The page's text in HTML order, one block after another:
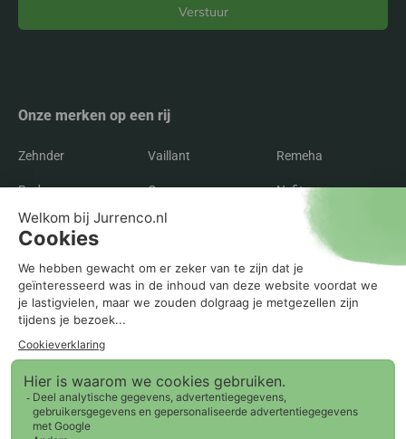
Verstuur
Onze merken op een rij
Zehnder Vaillant Remeha
Radson Orcon Nefit
Itho Daalderop Inventum Intergas
Bosch AWB ATAG
Agpo Ferroli
Recente blogs